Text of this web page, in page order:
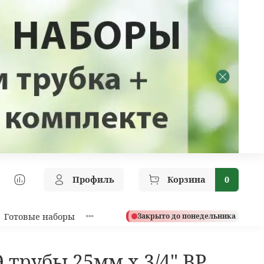
Профиль Корзина 0
Готовые наборы Закрыто до понедельника